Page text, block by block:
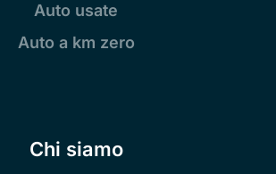
Auto usate
Auto a km zero
Chi siamo